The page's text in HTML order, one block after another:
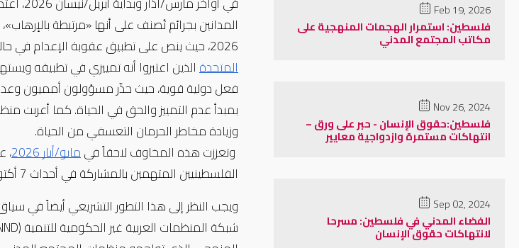
Feb 19, 2026
فلسطين: استمرار الهجمات المنهجية على
مكاتب المجتمع المدني
Nov 26, 2024
فلسطين:حقوق الإنسان - حبر على ورق –
انتهاكات مستمرة وازدواجية معايير
Sep 02, 2024
الفضاء المدني في فلسطين: مسرحا
لانتهاكات حقوق الإنسان
2026، حيث ينص على تطبيق عقوبة الإعدام في حالات محددة، وقد واجه انتقادات واسعة من منظمات حقوق الإنسان و
المتحدة
وزيادة مخاطر الحرمان التعسفي من الحياة.
مايو/أيار 2026
الفلسطينيين المتهمين بالمشاركة في أحداث 7 أكتوبر/تشرين الأول 2023.
شبكة المنظمات العربية غير الحكومية للتنمية (ANND) بتاريخ